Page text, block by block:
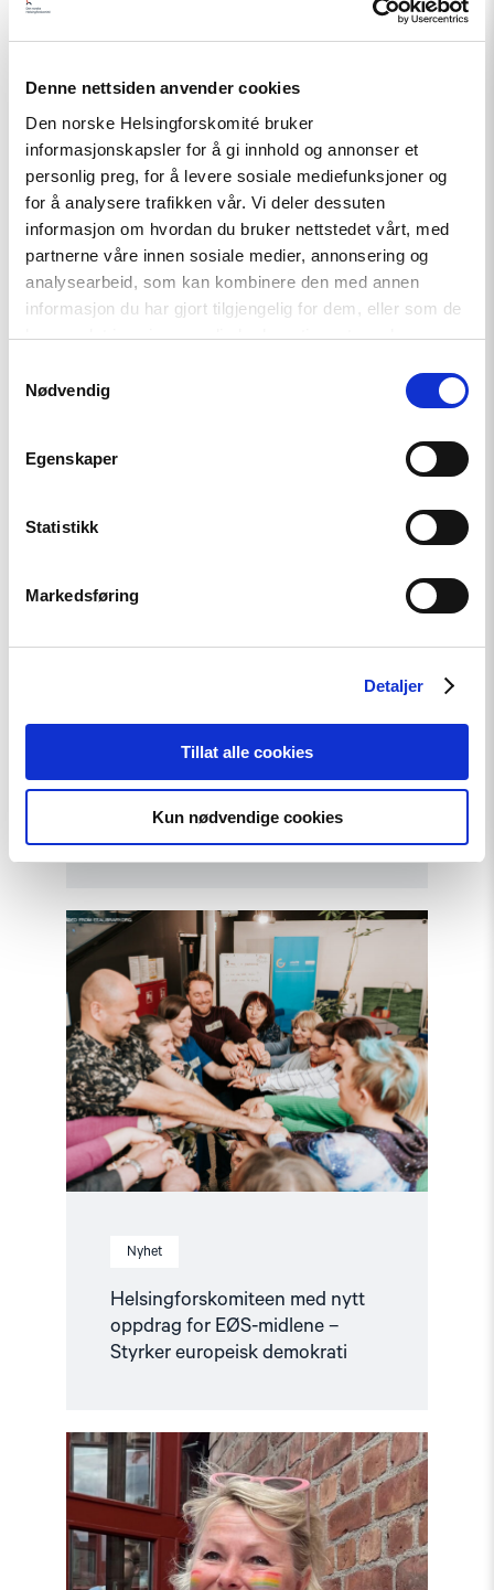
Denne nettsiden anvender cookies
Den norske Helsingforskomité bruker
informasjonskapsler for å gi innhold og annonser et
personlig preg, for å levere sosiale mediefunksjoner og
for å analysere trafikken vår. Vi deler dessuten
informasjon om hvordan du bruker nettstedet vårt, med
partnerne våre innen sosiale medier, annonsering og
analysearbeid, som kan kombinere den med annen
informasjon du har gjort tilgjengelig for dem, eller som de
har samlet inn gjennom din bruk av tjenestene deres.
Nødvendig
Egenskaper
Statistikk
Markedsføring
Detaljer
Tillat alle cookies
Kun nødvendige cookies
Nyhet
Møt Helsingforskomiteen på
Arendalsuka 2026
Nyhet
Helsingforskomiteen med nytt
oppdrag for EØS-midlene –
Styrker europeisk demokrati
Read
article
"Helsingforskomiteen
med
nytt
oppdrag
for
EØS-
midlene
–
Styrker
europeisk
demokrati"
Read
article
"Fortsatt
er
ingen
fri
før
alle